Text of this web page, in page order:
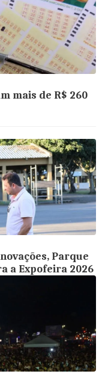
mais de R$ 260
Parque
a Expofeira 2026